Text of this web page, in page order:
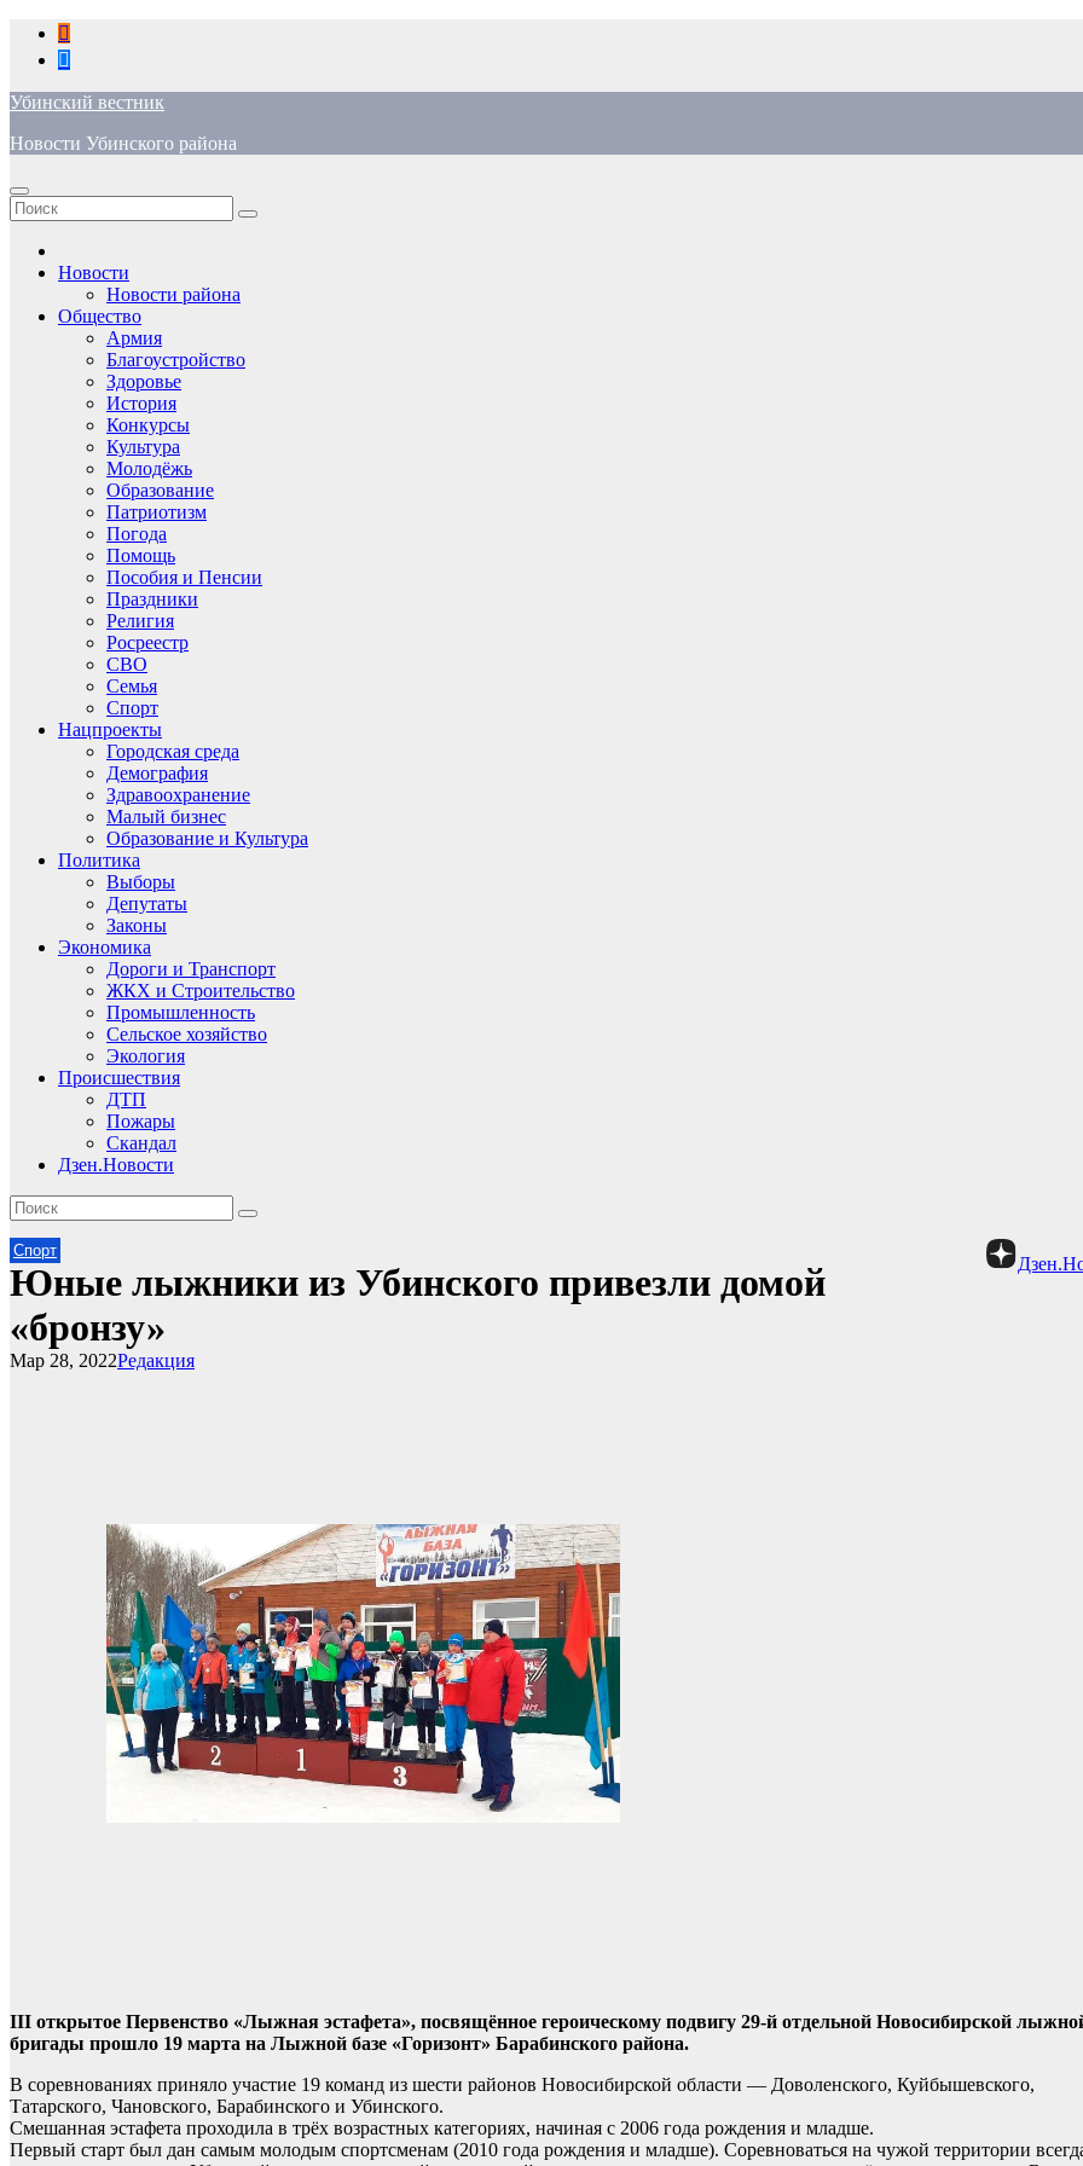
Перейти
содержимому
Убинский вестник
Новости Убинского района
Новости
Новости района
Общество
Армия
Благоустройство
Здоровье
История
Конкурсы
Культура
Молодёжь
Образование
Патриотизм
Погода
Помощь
Пособия и Пенсии
Праздники
Религия
Росреестр
СВО
Семья
Спорт
Нацпроекты
Городская среда
Демография
Здравоохранение
Малый бизнес
Образование и Культура
Политика
Выборы
Депутаты
Законы
Экономика
Дороги и Транспорт
ЖКХ и Строительство
Промышленность
Сельское хозяйство
Экология
Происшествия
ДТП
Пожары
Скандал
Дзен.Новости
Спорт
Юные лыжники из Убинского привезли домой
«бронзу»
Редакция
Мар 28, 2022
III открытое Первенство «Лыжная эстафета», посвящённое героическому подвигу 29-й отдельной Новосибирской
бригады прошло 19 марта на Лыжной базе «Горизонт» Барабинского района.
В соревнованиях приняло участие 19 команд из шести районов Новосибирской области — Доволенского, Куйбышевского,
Татарского, Чановского, Барабинского и Убинского.
Смешанная эстафета проходила в трёх возрастных категориях, начиная с 2006 года рождения и младше.
Первый старт был дан самым молодым спортсменам (2010 года рождения и младше). Соревноваться на чужой территории